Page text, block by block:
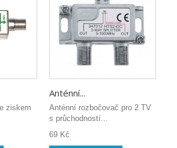
ziskem
Anténní...
Anténní rozbočovač pro 2 TV
s průchodností...
69 Kč